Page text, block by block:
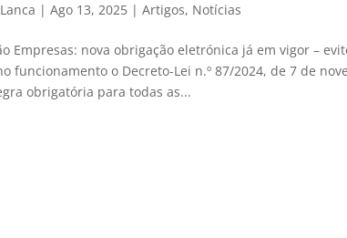
|Ago 13, 2025 |Artigos, Notícias
Empresas: nova obrigação eletrónica já em vigor –
funcionamento o Decreto-Lei n.º 87/2024, de 7 de
obrigatória para todas as...